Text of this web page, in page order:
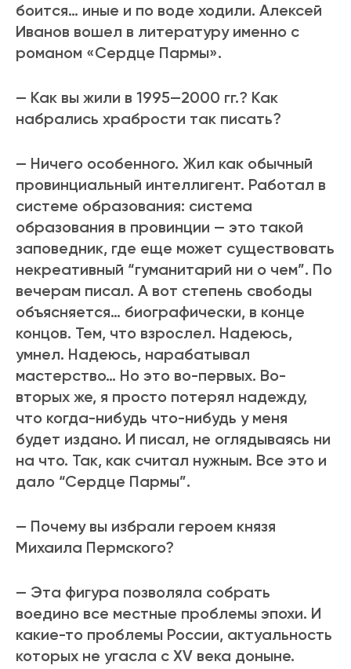
боится… иные и по воде ходили. Алексей
Иванов вошел в литературу именно с
романом «Сердце Пармы».
— Как вы жили в 1995—2000 гг.? Как
набрались храбрости так писать?
— Ничего особенного. Жил как обычный
провинциальный интеллигент. Работал в
системе образования: система
образования в провинции — это такой
заповедник, где еще может существовать
некреативный “гуманитарий ни о чем”. По
вечерам писал. А вот степень свободы
объясняется… биографически, в конце
концов. Тем, что взрослел. Надеюсь,
умнел. Надеюсь, нарабатывал
мастерство… Но это во-первых. Во-
вторых же, я просто потерял надежду,
что когда-нибудь что-нибудь у меня
будет издано. И писал, не оглядываясь ни
на что. Так, как считал нужным. Все это и
дало “Сердце Пармы”.
— Почему вы избрали героем князя
Михаила Пермского?
— Эта фигура позволяла собрать
воедино все местные проблемы эпохи. И
какие-то проблемы России, актуальность
которых не угасла с XV века доныне.